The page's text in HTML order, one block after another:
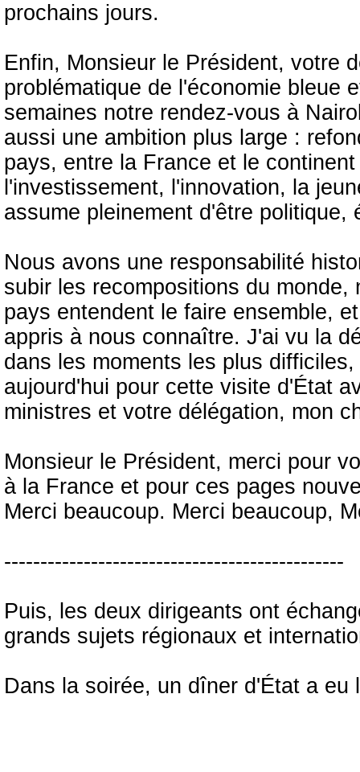
prochains jours.
Enfin, Monsieur le Président, votre
problématique de l'économie bleue
semaines notre rendez-vous à
aussi une ambition plus large :
pays, entre la France et le
l'investissement, l'innovation, la
assume pleinement d'être politique,
Nous avons une responsabilité
subir les recompositions du
pays entendent le faire ensemble,
appris à nous connaître. J'ai vu la
dans les moments les plus
aujourd'hui pour cette visite d'État
ministres et votre délégation, mon
Monsieur le Président, merci pour
à la France et pour ces pages
Merci beaucoup. Merci beaucoup,
-----------------------------------------------
Puis, les deux dirigeants ont
grands sujets régionaux et
Dans la soirée, un dîner d'État a eu